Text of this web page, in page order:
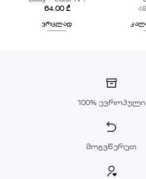
64.00 ₾
ვრცლად
100% ევროპული
მოგვწერეთ